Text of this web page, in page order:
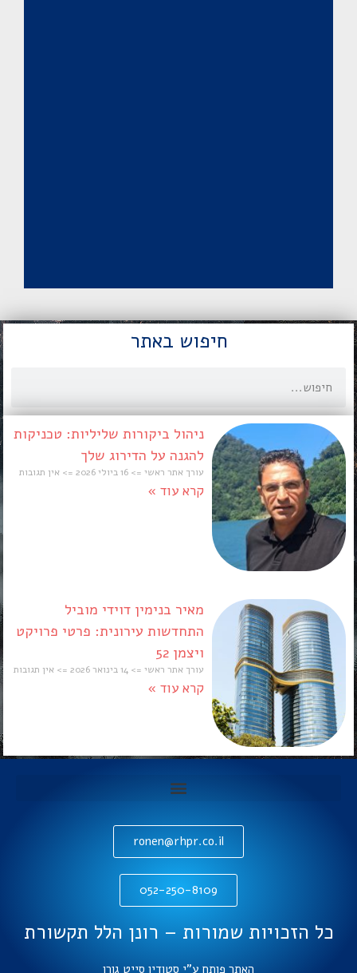
חיפוש באתר
ניהול ביקורות שליליות: טכניקות
להגנה על הדירוג שלך
עורך אתר ראשי אין תגובות
קרא עוד »
מאיר בנימין דוידי מוביל
התחדשות עירונית: פרטי פרויקט
ויצמן 52
עורך אתר ראשי אין תגובות
קרא עוד »
ronen@rhpr.co.il
052-250-8109
כל הזכויות שמורות – רונן הלל תקשורת
האתר פותח ע"י סטודיו סייט גורו